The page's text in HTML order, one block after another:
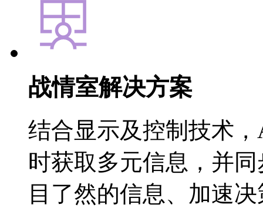
战情室解决方案
结合显示及控制技术
时获取多元信息，并
目了然的信息、加速